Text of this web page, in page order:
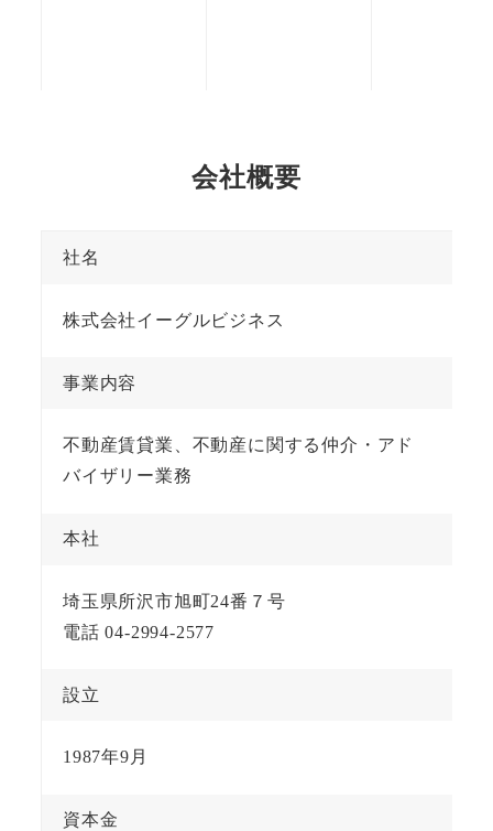
会社概要
社名
株式会社イーグルビジネス
事業内容
不動産賃貸業、不動産に関する仲介・アド
バイザリー業務
本社
埼玉県所沢市旭町24番７号
電話 04-2994-2577
設立
1987年9月
資本金